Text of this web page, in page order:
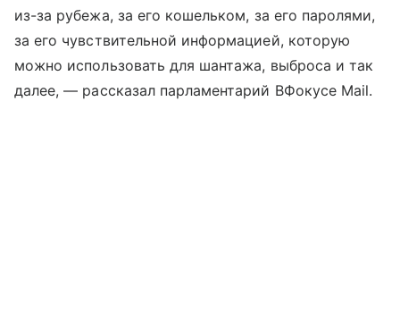
из-за рубежа, за его кошельком, за его паролями,
за его чувствительной информацией, которую
можно использовать для шантажа, выброса и так
далее, — рассказал парламентарий ВФокусе Mail.